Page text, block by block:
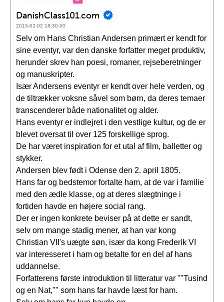
DanishClass101.com
2015-02-02 18:30:00
Selv om Hans Christian Andersen primært er kendt for
sine eventyr, var den danske forfatter meget produktiv,
herunder skrev han poesi, romaner, rejseberetninger
og manuskripter.
Især Andersens eventyr er kendt over hele verden, og
de tiltrækker voksne såvel som børn, da deres temaer
transcenderer både nationalitet og alder.
Hans eventyr er indlejret i den vestlige kultur, og de er
blevet oversat til over 125 forskellige sprog.
De har været inspiration for et utal af film, balletter og
stykker.
Andersen blev født i Odense den 2. april 1805.
Hans far og bedstemor fortalte ham, at de var i familie
med den ædle klasse, og at deres slægtninge i
fortiden havde en højere social rang.
Der er ingen konkrete beviser på at dette er sandt,
selv om mange stadig mener, at han var kong
Christian VII's uægte søn, især da kong Frederik VI
var interesseret i ham og betalte for en del af hans
uddannelse.
Forfatterens første introduktion til litteratur var ""Tusind
og en Nat,"" som hans far havde læst for ham.